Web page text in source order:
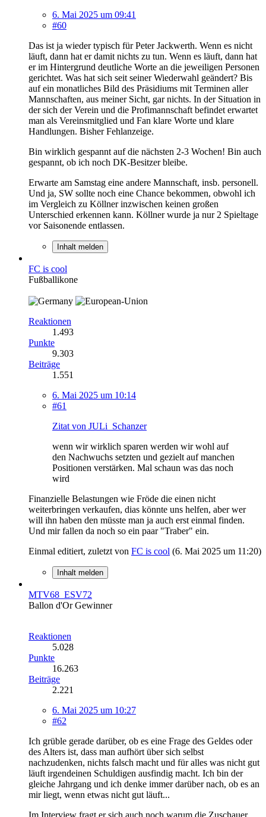
6. Mai 2025 um 09:41
#60
Das ist ja wieder typisch für Peter Jackwerth. Wenn es nicht
läuft, dann hat er damit nichts zu tun. Wenn es läuft, dann hat
er im Hintergrund deutliche Worte an die jeweiligen Personen
gerichtet. Was hat sich seit seiner Wiederwahl geändert? Bis
auf ein monatliches Bild des Präsidiums mit Terminen aller
Mannschaften, aus meiner Sicht, gar nichts. In der Situation in
der sich der Verein und die Profimannschaft befindet erwartet
man als Vereinsmitglied und Fan klare Worte und klare
Handlungen. Bisher Fehlanzeige.
Bin wirklich gespannt auf die nächsten 2-3 Wochen! Bin auch
gespannt, ob ich noch DK-Besitzer bleibe.
Erwarte am Samstag eine andere Mannschaft, insb. personell.
Und ja, SW sollte noch eine Chance bekommen, obwohl ich
im Vergleich zu Köllner inzwischen keinen großen
Unterschied erkennen kann. Köllner wurde ja nur 2 Spieltage
vor Saisonende entlassen.
Inhalt melden
FC is cool
Fußballikone
Reaktionen
1.493
Punkte
9.303
Beiträge
1.551
6. Mai 2025 um 10:14
#61
Zitat von JULi_Schanzer
wenn wir wirklich sparen werden wir wohl auf
den Nachwuchs setzten und gezielt auf manchen
Positionen verstärken. Mal schaun was das noch
wird
Finanzielle Belastungen wie Fröde die einen nicht
weiterbringen verkaufen, dias könnte uns helfen, aber wer
will ihn haben den müsste man ja auch erst einmal finden.
Und mir fallen da noch so ein paar "Traber" ein.
Einmal editiert, zuletzt von FC is cool (6. Mai 2025 um 11:20)
Inhalt melden
MTV68_ESV72
Ballon d'Or Gewinner
Reaktionen
5.028
Punkte
16.263
Beiträge
2.221
6. Mai 2025 um 10:27
#62
Ich grüble gerade darüber, ob es eine Frage des Geldes oder
des Alters ist, dass man aufhört über sich selbst
nachzudenken, nichts falsch macht und für alles was nicht gut
läuft irgendeinen Schuldigen ausfindig macht. Ich bin der
gleiche Jahrgang und ich denke immer darüber nach, ob es an
mir liegt, wenn etwas nicht gut läuft...
Im Interview fragt er sich auch noch warum die Zuschauer